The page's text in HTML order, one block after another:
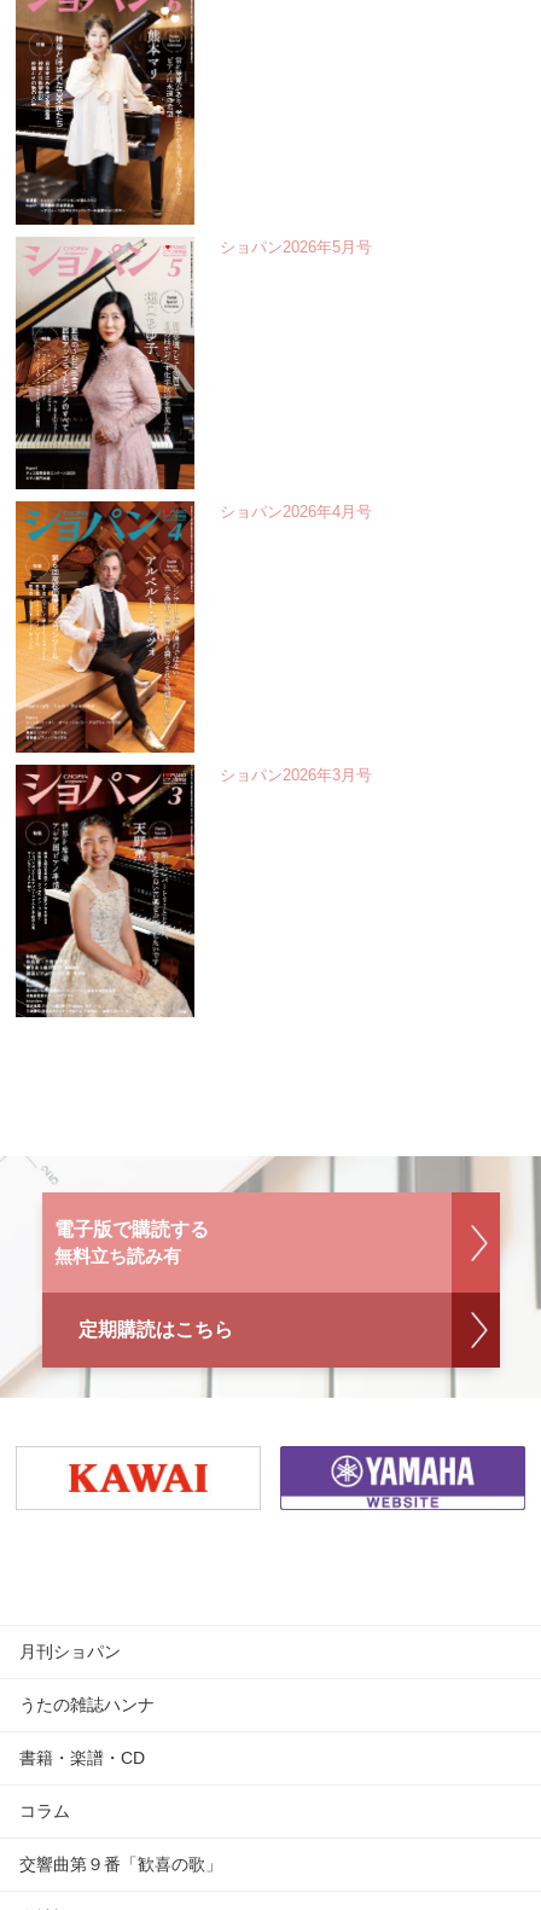
ショパン2026年5月号
ショパン2026年4月号
ショパン2026年3月号
電子版で購読する
無料立ち読み有
定期購読はこちら
月刊ショパン
うたの雑誌ハンナ
書籍・楽譜・CD
コラム
交響曲第９番「歓喜の歌」